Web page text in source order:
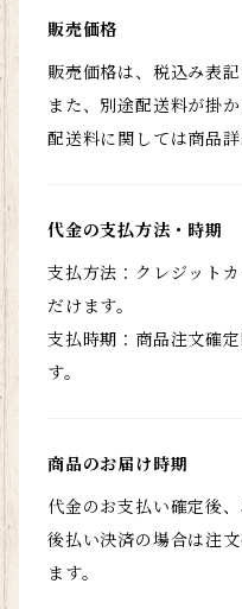
販売価格
販売価格は、税込み表記
また、別途配送料が掛
配送料に関しては商品
代金の支払方法・時期
支払方法：クレジット
だけます。
支払時期：商品注文確
す。
商品のお届け時期
代金のお支払い確定後
後払い決済の場合は注
ます。